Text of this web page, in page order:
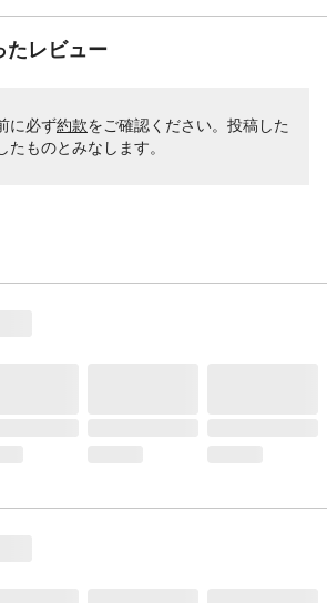
たレビュー
に必ず約款をご確認ください。投稿した
ものとみなします。